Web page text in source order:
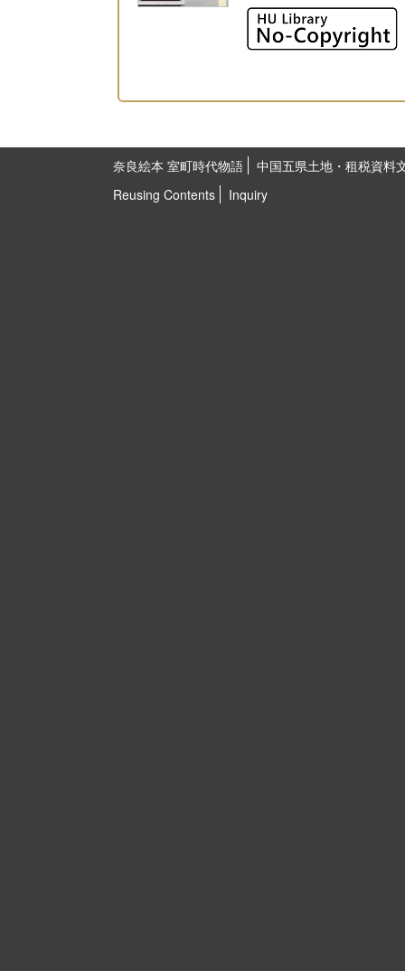
奈良絵本 室町時代物語
中国五県土地・租税資料
Reusing Contents
Inquiry